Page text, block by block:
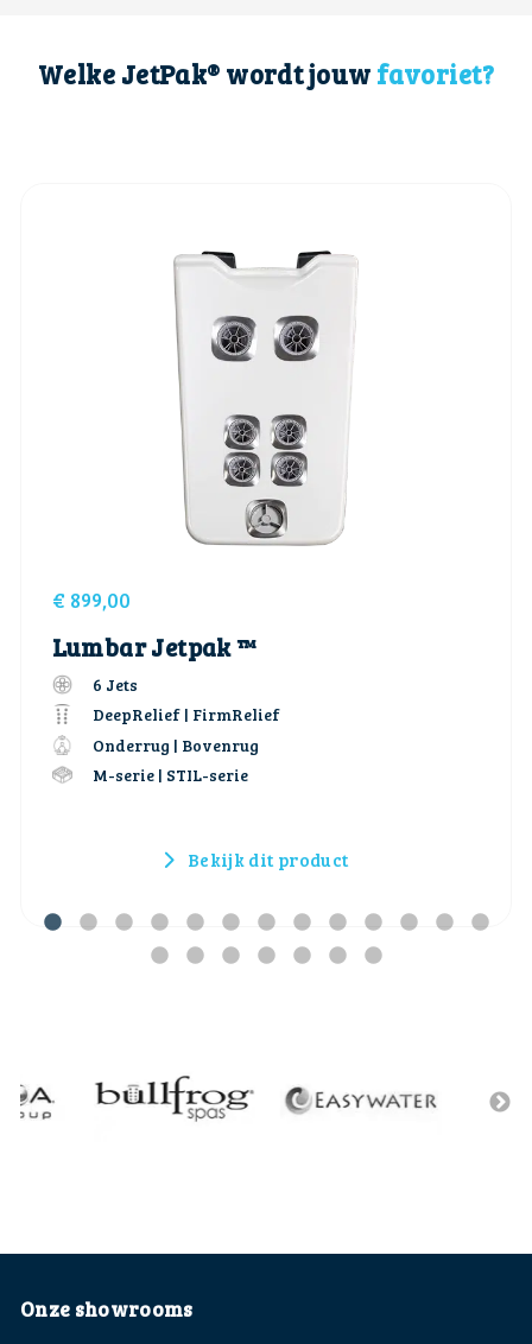
Welke JetPak® wordt jouw favoriet?
€ 899,00
Lumbar Jetpak ™
6 Jets
DeepRelief | FirmRelief
Onderrug | Bovenrug
M-serie | STIL-serie
Bekijk dit product
Onze showrooms